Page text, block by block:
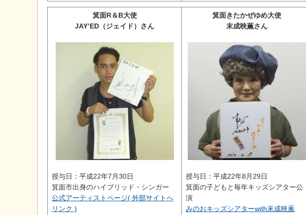
箕面R＆B大使
JAY’ED（ジェイド）さん
授与日：平成22年7月30日
箕面市出身のハイブリッド・シンガー
公式アーティストページ( 外部サイトへ
リンク )
箕面きたかぜゆめ大使
末成映薫さん
授与日：平成22年8月29日
箕面の子どもと毎年キッズシアター公
演
みのおキッズシアターwith末成映薫